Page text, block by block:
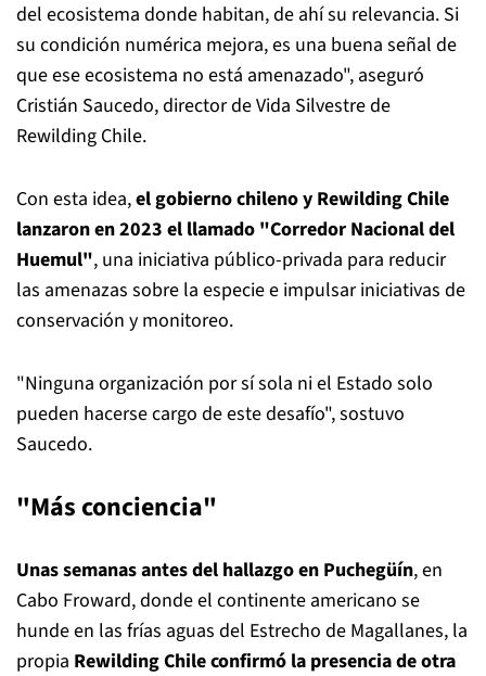
del ecosistema donde habitan, de ahí su relevancia. Si
su condición numérica mejora, es una buena señal de
que ese ecosistema no está amenazado", aseguró
Cristián Saucedo, director de Vida Silvestre de
Rewilding Chile.
Con esta idea,el gobierno chileno y Rewilding Chile
lanzaron en 2023 el llamado "Corredor Nacional del
Huemul", una iniciativa público-privada para reducir
las amenazas sobre la especie e impulsar iniciativas de
conservación y monitoreo.
"Ninguna organización por sí sola ni el Estado solo
pueden hacerse cargo de este desafío", sostuvo
Saucedo.
"Más conciencia"
Unas semanas antes del hallazgo en Puchegüín, en
Cabo Froward, donde el continente americano se
hunde en las frías aguas del Estrecho de Magallanes, la
propia Rewilding Chile confirmó la presencia de otra